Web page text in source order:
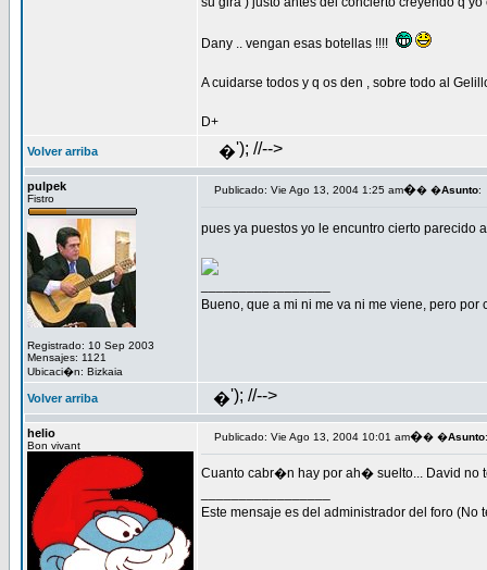
Dany .. vengan esas botellas !!!!
A cuidarse todos y q os den , sobre todo al
D+
Volver arriba �'); //-->
pulpek
Fistro
Registrado: 10 Sep 2003
Mensajes: 1121
Ubicaci�n: Bizkaia
Publicado: Vie Ago 13, 2004 1:25 am�� �Asunto:
pues ya puestos yo le encuntro cierto parecido
Bueno, que a mi ni me va ni me viene, pero por
Volver arriba �'); //-->
helio
Bon vivant
Publicado: Vie Ago 13, 2004 10:01 am�� �Asunto:
Cuanto cabr�n hay por ah� suelto... David no
Este mensaje es del administrador del foro